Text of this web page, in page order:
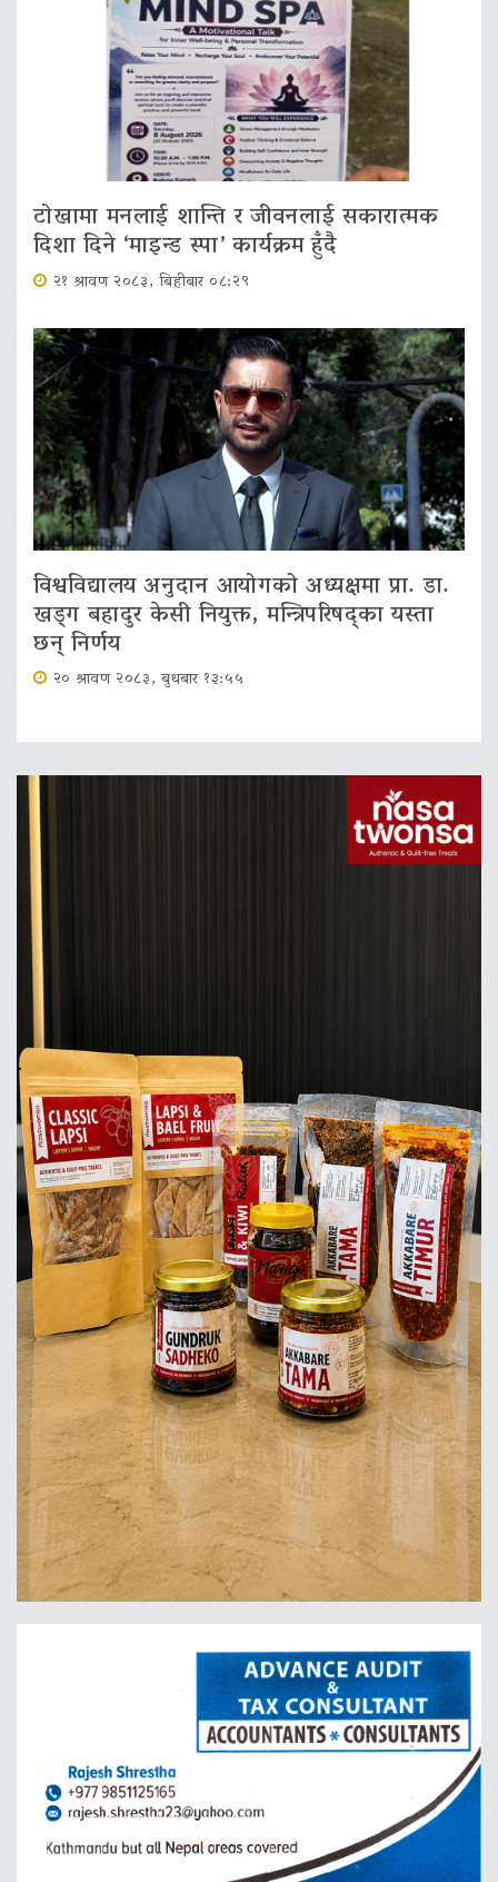
टोखामा मनलाई शान्ति र जीवनलाई सकारात्मक
दिशा दिने ‘माइन्ड स्पा’ कार्यक्रम हुँदै
२१ श्रावण २०८३, बिहीबार ०८:२९
विश्वविद्यालय अनुदान आयोगको अध्यक्षमा प्रा. डा.
खड्ग बहादुर केसी नियुक्त, मन्त्रिपरिषद्का यस्ता
छन् निर्णय
२० श्रावण २०८३, बुधबार १३:५५